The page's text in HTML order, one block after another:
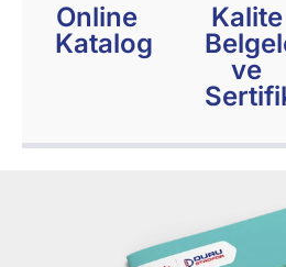
Online
Katalog
Kalite
ve